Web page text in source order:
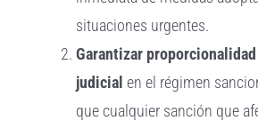
situaciones urgentes.
Garantizar
judicial en el régimen
que cualquier sanción que